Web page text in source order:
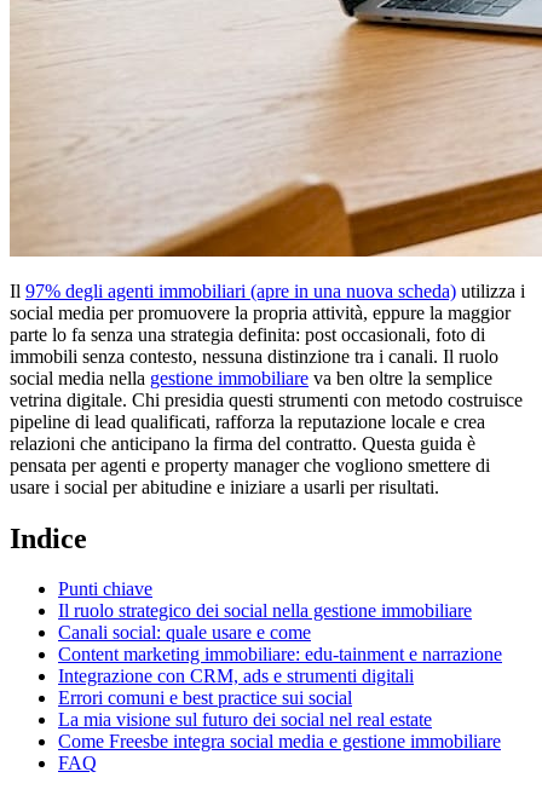
Il 97% degli agenti immobiliari (apre in una nuova scheda) utilizza i
social media per promuovere la propria attività, eppure la maggior
parte lo fa senza una strategia definita: post occasionali, foto di
immobili senza contesto, nessuna distinzione tra i canali. Il ruolo
social media nella gestione immobiliare va ben oltre la semplice
vetrina digitale. Chi presidia questi strumenti con metodo costruisce
pipeline di lead qualificati, rafforza la reputazione locale e crea
relazioni che anticipano la firma del contratto. Questa guida è
pensata per agenti e property manager che vogliono smettere di
usare i social per abitudine e iniziare a usarli per risultati.
Indice
Punti chiave
Il ruolo strategico dei social nella gestione immobiliare
Canali social: quale usare e come
Content marketing immobiliare: edu-tainment e narrazione
Integrazione con CRM, ads e strumenti digitali
Errori comuni e best practice sui social
La mia visione sul futuro dei social nel real estate
Come Freesbe integra social media e gestione immobiliare
FAQ